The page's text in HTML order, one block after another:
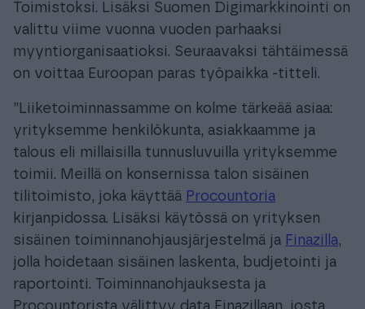
Toimistoksi. Lisäksi Suomen Digimarkkinointi on
valittu viime vuonna vuoden parhaaksi
myyntiorganisaatioksi. Seuraavaksi tähtäimessä
on voittaa Euroopan paras työpaikka -titteli.
”Liiketoiminnassamme on kolme tärkeää asiaa:
yrityksemme henkilökunta, asiakkaamme ja
talous eli millaisilla tunnusluvuilla yrityksemme
toimii. Meillä on konsernissa talon sisäinen
tilitoimisto, joka käyttää Procountoria
kirjanpidossa. Lisäksi käytössä on yrityksen
sisäinen toiminnanohjausjärjestelmä ja Finazilla,
jolla hoidetaan sisäinen laskenta, budjetointi ja
raportointi. Toiminnanohjauksesta ja